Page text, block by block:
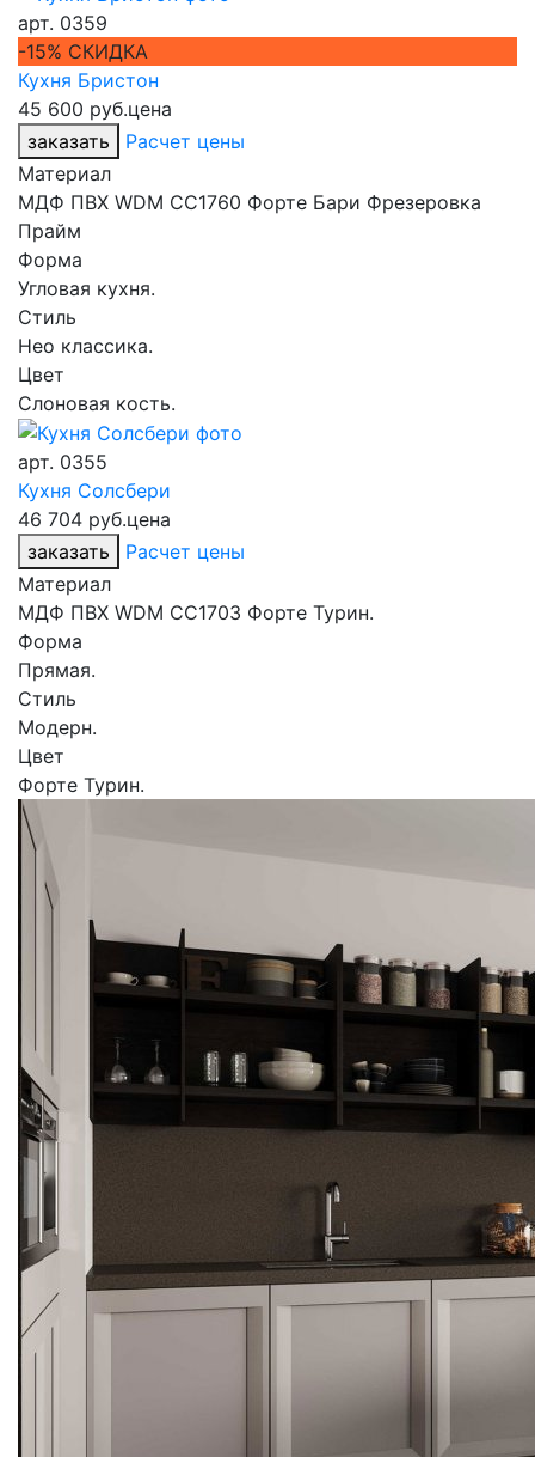
арт. 0359
-15% СКИДКА
Кухня Бристон
45 600 руб.цена
заказать
Расчет цены
Материал
МДФ ПВХ WDM CC1760 Форте Бари Фрезеровка
Прайм
Форма
Угловая кухня.
Стиль
Нео классика.
Цвет
Слоновая кость.
арт. 0355
Кухня Солсбери
46 704 руб.цена
заказать
Расчет цены
Материал
МДФ ПВХ WDM CC1703 Форте Турин.
Форма
Прямая.
Стиль
Модерн.
Цвет
Форте Турин.